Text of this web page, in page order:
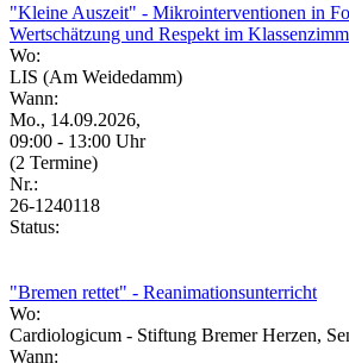
"Kleine Auszeit" - Mikrointerventionen in
Wertschätzung und Respekt im
Wo:
LIS (Am Weidedamm)
Wann:
Mo., 14.09.2026,
09:00 - 13:00 Uhr
(2 Termine)
Nr.:
26-1240118
Status:
"Bremen rettet" - Reanimationsunterricht
Wo:
Cardiologicum - Stiftung Bremer Herzen,
Wann: